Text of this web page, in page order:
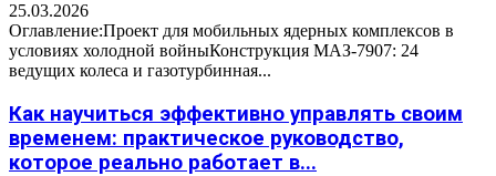
25.03.2026
Оглавление:Проект для мобильных ядерных комплексов в
условиях холодной войныКонструкция МАЗ-7907: 24
ведущих колеса и газотурбинная...
Как научиться эффективно управлять своим
временем: практическое руководство,
которое реально работает в...